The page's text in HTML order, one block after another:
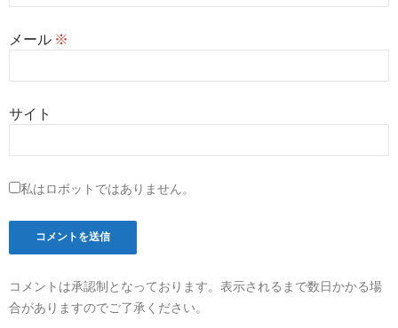
メール ※
サイト
私はロボットではありません。
コメントは承認制となっております。表示されるまで数日かかる場
合がありますのでご了承ください。